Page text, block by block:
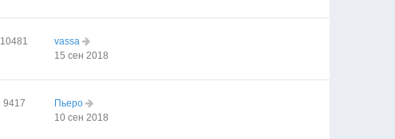
10481
vassa
15 сен 2018
9417
Пьеро
10 сен 2018